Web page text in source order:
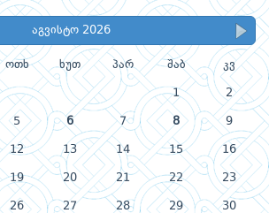
აგვისტო 2026
ოთხ ხუთ პარ შაბ კვ
1 2
5 6 7 8 9
12 13 14 15 16
19 20 21 22 23
26 27 28 29 30